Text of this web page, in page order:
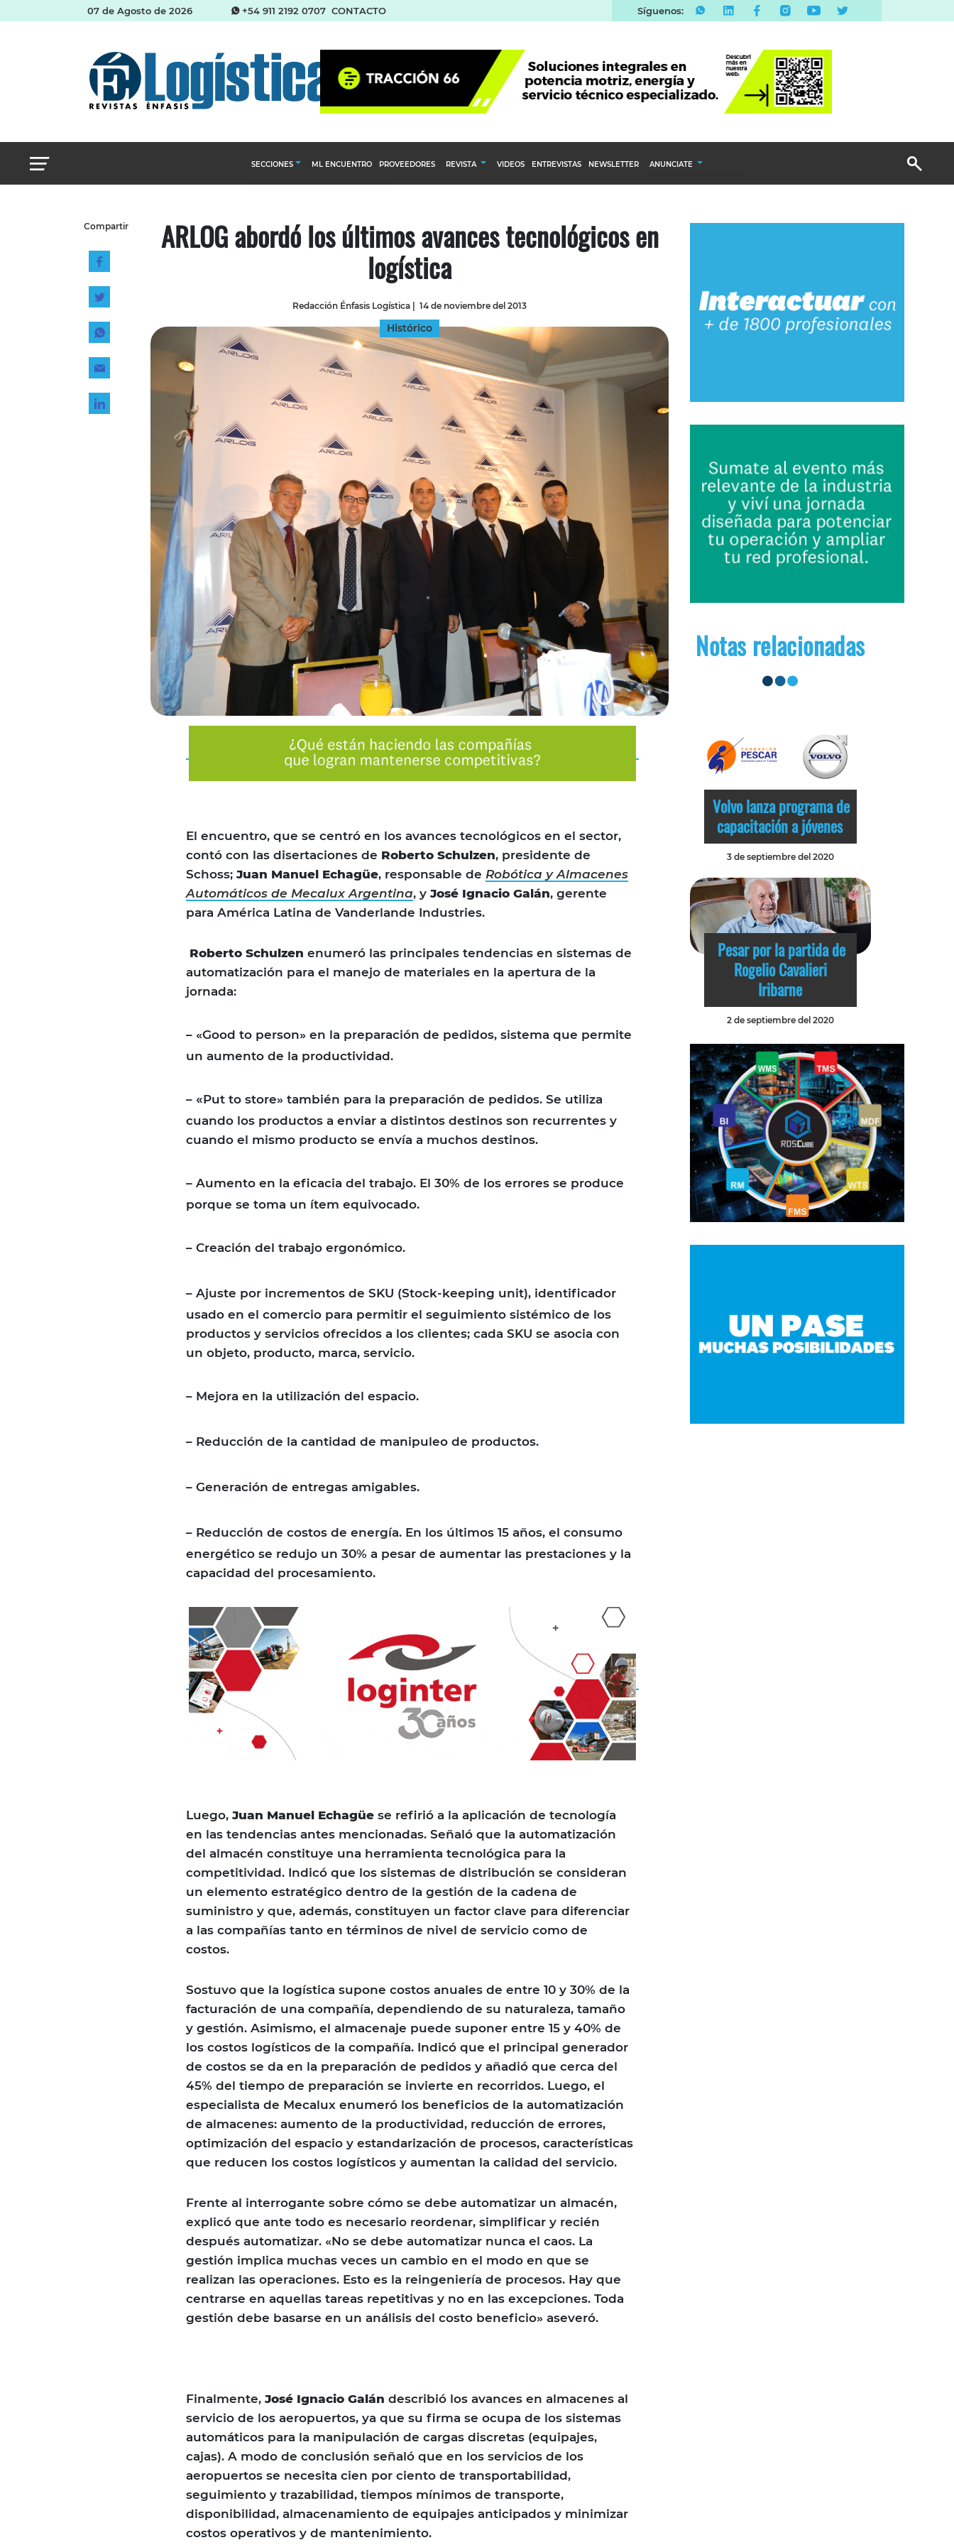
07 de Agosto de 2026 +54 911 2192 0707 CONTACTO Síguenos:
SECCIONES
Almacenes e inventarios
Cadena de Suministro del Agro
Management
Tecnología
ML ENCUENTRO PROVEEDORES REVISTA
INGRESAR
SUSCRÍBASE
VIDEOS ENTREVISTAS NEWSLETTER ANUNCIATE
Email Marketing
Compartir ARLOG abordó los últimos avances tecnológicos en
logística
Redacción Énfasis Logística 14 de noviembre del 2013
Histórico
El encuentro, que se centró en los avances tecnológicos en el sector,
contó con las disertaciones de Roberto Schulzen, presidente de
Schoss;Juan Manuel Echagüe, responsable de Robótica y Almacenes
Automáticos de Mecalux Argentina, yJosé Ignacio Galán, gerente
para América Latina de Vanderlande Industries.
Roberto Schulzen enumeró las principales tendencias en sistemas de
automatización para el manejo de materiales en la apertura de la
jornada:
– «Good to person» en la preparación de pedidos, sistema que permite
un aumento de la productividad.
– «Put to store» también para la preparación de pedidos. Se utiliza
cuando los productos a enviar a distintos destinos son recurrentes y
cuando el mismo producto se envía a muchos destinos.
– Aumento en la eficacia del trabajo. El 30% de los errores se produce
porque se toma un ítem equivocado.
– Creación del trabajo ergonómico.
– Ajuste por incrementos de SKU (Stock-keeping unit), identificador
usado en el comercio para permitir el seguimiento sistémico de los
productos y servicios ofrecidos a los clientes; cada SKU se asocia con
un objeto, producto, marca, servicio.
– Mejora en la utilización del espacio.
– Reducción de la cantidad de manipuleo de productos.
– Generación de entregas amigables.
– Reducción de costos de energía. En los últimos 15 años, el consumo
energético se redujo un 30% a pesar de aumentar las prestaciones y la
capacidad del procesamiento.
Luego,Juan Manuel Echagüe se refirió a la aplicación de tecnología
en las tendencias antes mencionadas. Señaló que la automatización
del almacén constituye una herramienta tecnológica para la
competitividad. Indicó que los sistemas de distribución se consideran
un elemento estratégico dentro de la gestión de la cadena de
suministro y que, además, constituyen un factor clave para diferenciar
a las compañías tanto en términos de nivel de servicio como de
costos.
Sostuvo que la logística supone costos anuales de entre 10 y 30% de la
facturación de una compañía, dependiendo de su naturaleza, tamaño
y gestión. Asimismo, el almacenaje puede suponer entre 15 y 40% de
los costos logísticos de la compañía. Indicó que el principal generador
de costos se da en la preparación de pedidos y añadió que cerca del
45% del tiempo de preparación se invierte en recorridos. Luego, el
especialista de Mecalux enumeró los beneficios de la automatización
de almacenes: aumento de la productividad, reducción de errores,
optimización del espacio y estandarización de procesos, características
que reducen los costos logísticos y aumentan la calidad del servicio.
Frente al interrogante sobre cómo se debe automatizar un almacén,
explicó que ante todo es necesario reordenar, simplificar y recién
después automatizar. «No se debe automatizar nunca el caos. La
gestión implica muchas veces un cambio en el modo en que se
realizan las operaciones. Esto es la reingeniería de procesos. Hay que
centrarse en aquellas tareas repetitivas y no en las excepciones. Toda
gestión debe basarse en un análisis del costo beneficio» aseveró.
Finalmente,José Ignacio Galán describió los avances en almacenes al
servicio de los aeropuertos, ya que su firma se ocupa de los sistemas
automáticos para la manipulación de cargas discretas (equipajes,
cajas). A modo de conclusión señaló que en los servicios de los
aeropuertos se necesita cien por ciento de transportabilidad,
seguimiento y trazabilidad, tiempos mínimos de transporte,
disponibilidad, almacenamiento de equipajes anticipados y minimizar
costos operativos y de mantenimiento.
Notas relacionadas
Volvo lanza programa de
capacitación a jóvenes
3 de septiembre del 2020
Pesar por la partida de
Rogelio Cavalieri
Iribarne
2 de septiembre del 2020